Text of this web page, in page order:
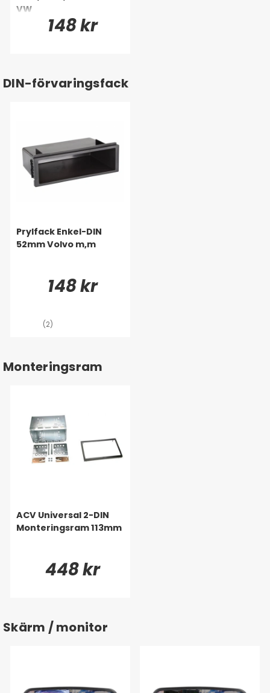
VW
148 kr
DIN-förvaringsfack
Prylfack Enkel-DIN
52mm Volvo m,m
148 kr
(2)
Monteringsram
ACV Universal 2-DIN
Monteringsram 113mm
448 kr
Skärm / monitor